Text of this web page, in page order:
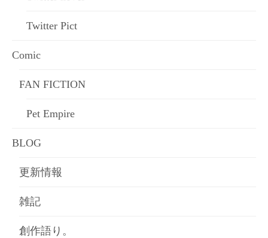
Twitter Pict
Comic
FAN FICTION
Pet Empire
BLOG
更新情報
雑記
創作語り。